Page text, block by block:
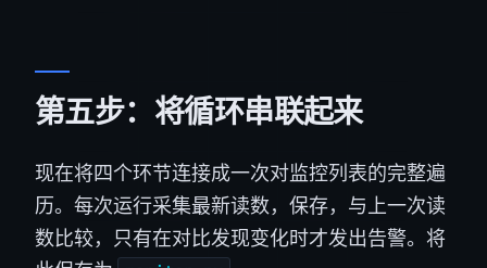
第五步：将循环串联起来
现在将四个环节连接成一次对监控列表的完整遍
历。每次运行采集最新读数，保存，与上一次读
数比较，只有在对比发现变化时才发出告警。将